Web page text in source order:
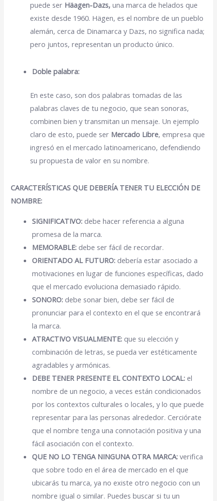
puede ser Häagen-Dazs, una marca de helados que
existe desde 1960. Hägen, es el nombre de un pueblo
alemán, cerca de Dinamarca y Dazs, no significa nada;
pero juntos, representan un producto único.
Doble palabra:
En este caso, son dos palabras tomadas de las
palabras claves de tu negocio, que sean sonoras,
combinen bien y transmitan un mensaje. Un ejemplo
claro de esto, puede ser Mercado Libre, empresa que
ingresó en el mercado latinoamericano, defendiendo
su propuesta de valor en su nombre.
CARACTERÍSTICAS QUE DEBERÍA TENER TU ELECCIÓN DE
NOMBRE:
SIGNIFICATIVO: debe hacer referencia a alguna
promesa de la marca.
MEMORABLE: debe ser fácil de recordar.
ORIENTADO AL FUTURO: debería estar asociado a
motivaciones en lugar de funciones específicas, dado
que el mercado evoluciona demasiado rápido.
SONORO: debe sonar bien, debe ser fácil de
pronunciar para el contexto en el que se encontrará
la marca.
ATRACTIVO VISUALMENTE: que su elección y
combinación de letras, se pueda ver estéticamente
agradables y armónicas.
DEBE TENER PRESENTE EL CONTEXTO LOCAL: el
nombre de un negocio, a veces están condicionados
por los contextos culturales o locales, y lo que puede
representar para las personas alrededor. Cerciórate
que el nombre tenga una connotación positiva y una
fácil asociación con el contexto.
QUE NO LO TENGA NINGUNA OTRA MARCA: verifica
que sobre todo en el área de mercado en el que
ubicarás tu marca, ya no existe otro negocio con un
nombre igual o similar. Puedes buscar si tu un